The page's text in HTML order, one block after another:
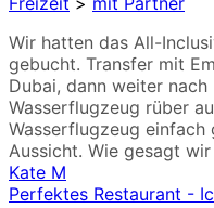
Wir hatten das All-
gebucht. Transfer mit
Dubai, dann weiter
Wasserflugzeug rüber
Wasserflugzeug einfach
Aussicht. Wie gesagt
Kate M
Perfektes Restaurant -